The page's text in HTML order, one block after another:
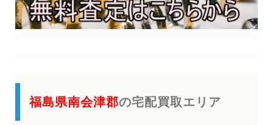
福島県南会津郡の宅配買取エリア